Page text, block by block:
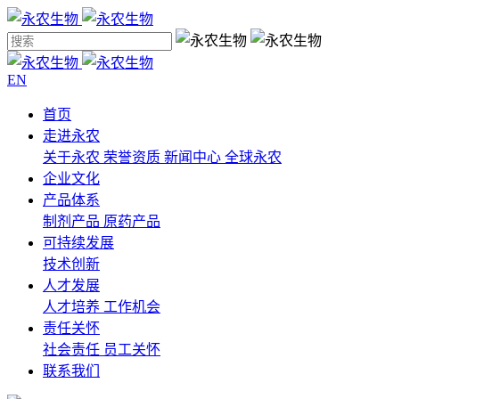
EN
首页
走进永农
关于永农 荣誉资质 新闻中心 全球永农
企业文化
产品体系
制剂产品 原药产品
可持续发展
技术创新
人才发展
人才培养 工作机会
责任关怀
社会责任 员工关怀
联系我们